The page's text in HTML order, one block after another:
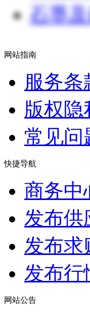
石墨
网站指南
服务条
版权隐
常见问
快捷导航
商务中
发布供
发布求
发布行
网站公告